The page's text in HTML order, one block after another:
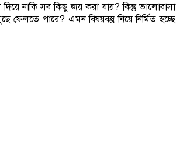
দিয়ে নাকি সব কিছু জয় করা যায়? কিন্তু ভালোবাসা
ফেলতে পারে? এমন বিষয়বস্তু নিয়ে নির্মিত হচ্ছে